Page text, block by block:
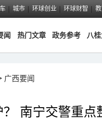
城市 环球创业 环球财智
闻 热门文章 政务参考 八
广西要闻
南宁交警重点